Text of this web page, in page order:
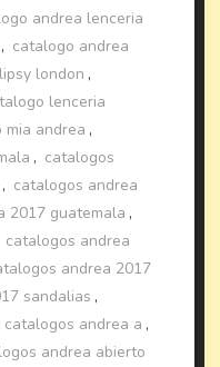
andrea lenceria
, catalogo andrea
london ,
lenceria
mia andrea ,
, catalogos
, catalogos andrea
2017 guatemala ,
catalogos andrea
andrea 2017
sandalias ,
catalogos andrea a ,
andrea abierto